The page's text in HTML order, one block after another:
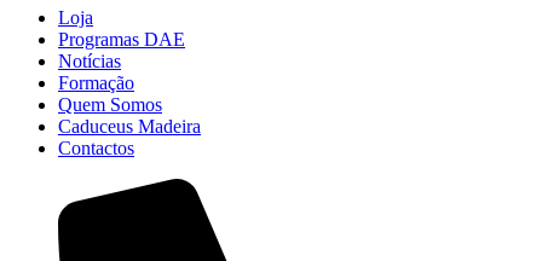
Loja
Programas DAE
Notícias
Formação
Quem Somos
Caduceus Madeira
Contactos